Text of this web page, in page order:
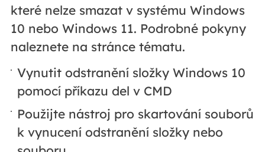
které nelze smazat v systému Windows
10 nebo Windows 11. Podrobné pokyny
naleznete na stránce tématu.
Vynutit odstranění složky Windows 10
pomocí příkazu del v CMD
Použijte nástroj pro skartování souborů
k vynucení odstranění složky nebo